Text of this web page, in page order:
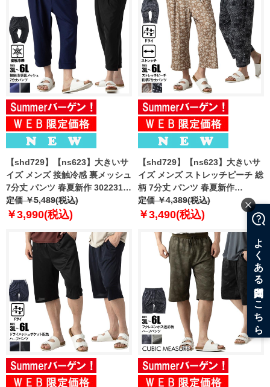
【shd729】【ns623】大きいサ
イズ メンズ 接触冷感 裏メッシュ
7分丈 パンツ 春夏新作 302231az
【fre】
定価 ￥5,489(税込)
￥3,990(税込)
【shd729】【ns623】大きいサ
イズ メンズ ストレッチピーチ 総
柄 7分丈 パンツ 春夏新作
302249az 【fre】
定価 ￥4,389(税込)
￥3,490(税込)